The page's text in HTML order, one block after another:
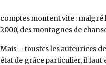
comptes montent vite :
2000, des montagnes de
Mais – toustes les auteurices
état de grâce particulier, il faut